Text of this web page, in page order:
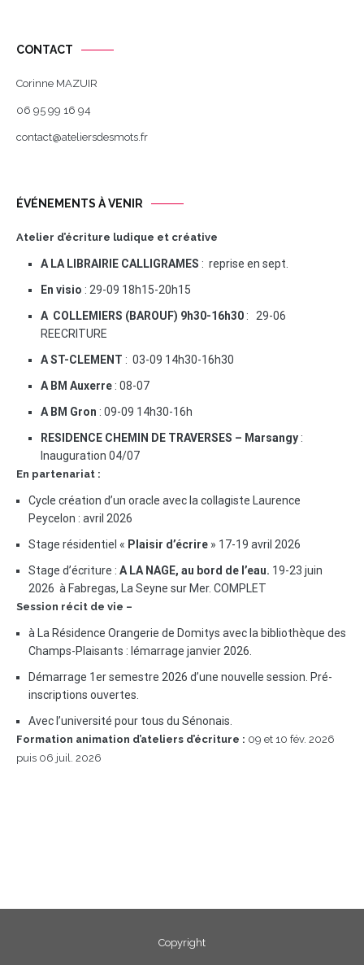
CONTACT
Corinne MAZUIR
06 95 99 16 94
contact@ateliersdesmots.fr
ÉVÉNEMENTS À VENIR
Atelier d’écriture ludique et créative
A LA LIBRAIRIE CALLIGRAMES : reprise en sept.
En visio : 29-09 18h15-20h15
A COLLEMIERS (BAROUF) 9h30-16h30 : 29-06
REECRITURE
A ST-CLEMENT : 03-09 14h30-16h30
A BM Auxerre : 08-07
A BM Gron : 09-09 14h30-16h
RESIDENCE CHEMIN DE TRAVERSES – Marsangy :
Inauguration 04/07
En partenariat :
Cycle création d’un oracle avec la collagiste Laurence
Peycelon : avril 2026
Stage résidentiel « Plaisir d’écrire » 17-19 avril 2026
Stage d’écriture : A LA NAGE, au bord de l’eau. 19-23 juin
2026 à Fabregas, La Seyne sur Mer. COMPLET
Session récit de vie –
à La Résidence Orangerie de Domitys avec la bibliothèque des
Champs-Plaisants : lémarrage janvier 2026.
Démarrage 1er semestre 2026 d’une nouvelle session. Pré-
inscriptions ouvertes.
Avec l’université pour tous du Sénonais.
Formation animation d’ateliers d’écriture : 09 et 10 fév. 2026
puis 06 juil. 2026
Copyright